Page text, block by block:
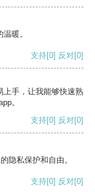
暖。
支持[0] 反对[0]
上手，让我能够快速熟
。
支持[0] 反对[0]
隐私保护和自由。
支持[0] 反对[0]